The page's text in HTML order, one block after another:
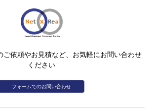
ご依頼やお見積など、お気軽にお問い合わせ
ください
フォームでのお問い合わせ